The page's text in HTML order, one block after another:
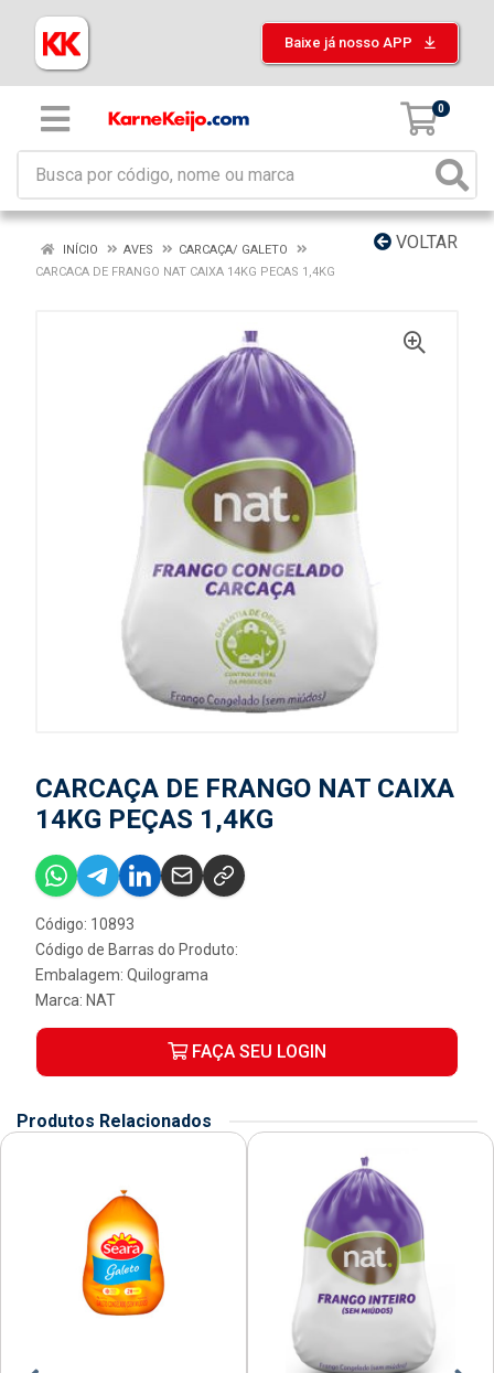
Baixe já nosso APP
0
VOLTAR
INÍCIO AVES
CARCAÇA/ GALETO
CARCACA DE FRANGO NAT CAIXA 14KG PECAS 1,4KG
CARCAÇA DE FRANGO NAT CAIXA
14KG PEÇAS 1,4KG
Código: 10893
Código de Barras do Produto:
Embalagem: Quilograma
Marca: NAT
FAÇA SEU LOGIN
Produtos Relacionados